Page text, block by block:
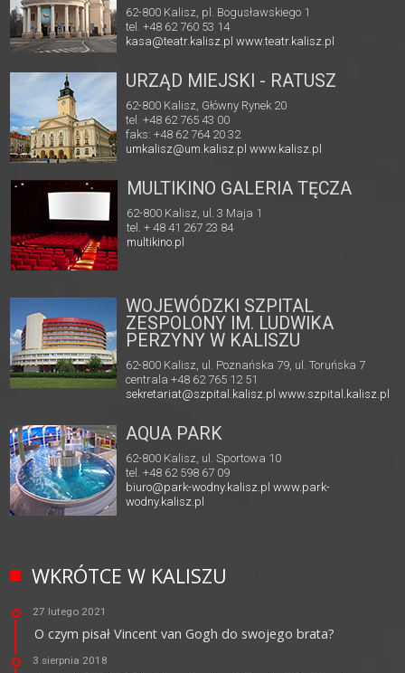
62-800 Kalisz, pl. Bogusławskiego 1
tel. +48 62 760 53 14
kasa@teatr.kalisz.pl www.teatr.kalisz.pl
URZĄD MIEJSKI - RATUSZ
62-800 Kalisz, Główny Rynek 20
tel. +48 62 765 43 00
faks: +48 62 764 20 32
umkalisz@um.kalisz.plwww.kalisz.pl
MULTIKINO GALERIA TĘCZA
62-800 Kalisz, ul. 3 Maja 1
tel. + 48 41 267 23 84
multikino.pl
WOJEWÓDZKI SZPITAL
ZESPOLONY IM. LUDWIKA
PERZYNY W KALISZU
62-800 Kalisz, ul. Poznańska 79, ul. Toruńska 7
centrala +48 62 765 12 51
sekretariat@szpital.kalisz.pl www.szpital.kalisz.pl
AQUA PARK
62-800 Kalisz, ul. Sportowa 10
tel. +48 62 598 67 09
biuro@park-wodny.kalisz.pl www.park-
wodny.kalisz.pl
WKRÓTCE W KALISZU
27 lutego 2021
O czym pisał Vincent van Gogh do swojego brata?
3 sierpnia 2018